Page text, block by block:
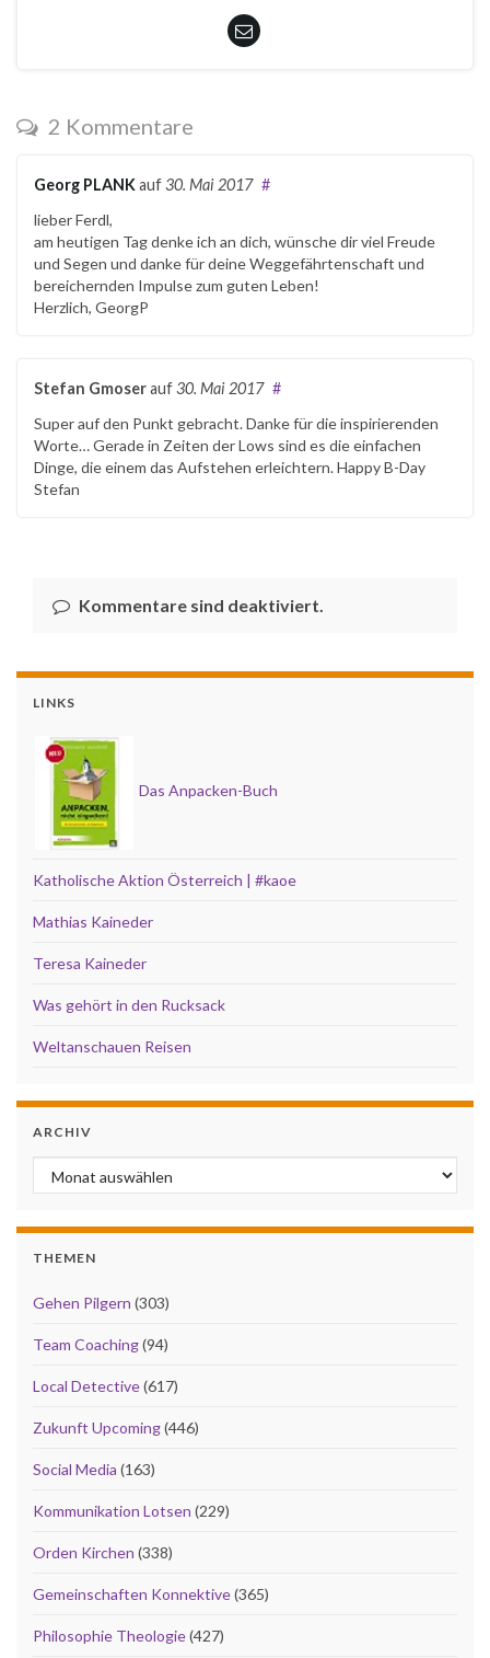
2 Kommentare
Georg PLANKauf30. Mai 2017 #
lieber Ferdl,
am heutigen Tag denke ich an dich, wünsche dir viel Freude
und Segen und danke für deine Weggefährtenschaft und
bereichernden Impulse zum guten Leben!
Herzlich, GeorgP
Stefan Gmoserauf30. Mai 2017 #
Super auf den Punkt gebracht. Danke für die inspirierenden
Worte… Gerade in Zeiten der Lows sind es die einfachen
Dinge, die einem das Aufstehen erleichtern. Happy B-Day
Stefan
Kommentare sind deaktiviert.
LINKS
Das Anpacken-Buch
Katholische Aktion Österreich | #kaoe
Mathias Kaineder
Teresa Kaineder
Was gehört in den Rucksack
Weltanschauen Reisen
ARCHIV
Archiv
THEMEN
Gehen Pilgern (303)
Team Coaching(94)
Local Detective(617)
Zukunft Upcoming(446)
Social Media (163)
Kommunikation Lotsen (229)
Orden Kirchen (338)
Gemeinschaften Konnektive(365)
Philosophie Theologie(427)